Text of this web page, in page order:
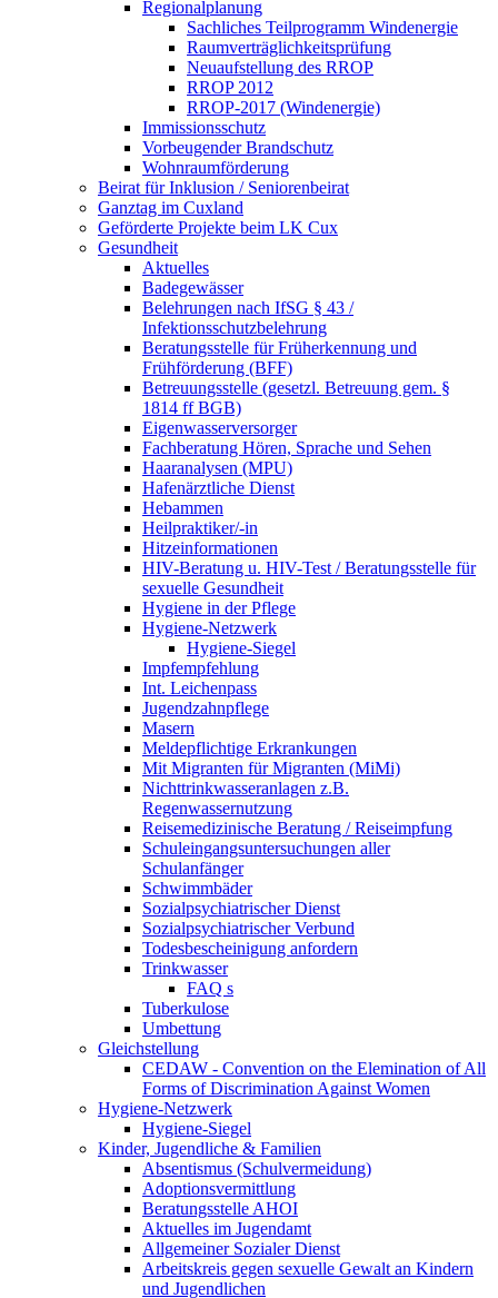
Regionalplanung
Sachliches Teilprogramm Windenergie
Raumverträglichkeitsprüfung
Neuaufstellung des RROP
RROP 2012
RROP-2017 (Windenergie)
Immissionsschutz
Vorbeugender Brandschutz
Wohnraumförderung
Beirat für Inklusion / Seniorenbeirat
Ganztag im Cuxland
Geförderte Projekte beim LK Cux
Gesundheit
Aktuelles
Badegewässer
Belehrungen nach IfSG § 43 /
Infektionsschutzbelehrung
Beratungsstelle für Früherkennung und
Frühförderung (BFF)
Betreuungsstelle (gesetzl. Betreuung gem. §
1814 ff BGB)
Eigenwasserversorger
Fachberatung Hören, Sprache und Sehen
Haaranalysen (MPU)
Hafenärztliche Dienst
Hebammen
Heilpraktiker/-in
Hitzeinformationen
HIV-Beratung u. HIV-Test / Beratungsstelle für
sexuelle Gesundheit
Hygiene in der Pflege
Hygiene-Netzwerk
Hygiene-Siegel
Impfempfehlung
Int. Leichenpass
Jugendzahnpflege
Masern
Meldepflichtige Erkrankungen
Mit Migranten für Migranten (MiMi)
Nichttrinkwasseranlagen z.B.
Regenwassernutzung
Reisemedizinische Beratung / Reiseimpfung
Schuleingangsuntersuchungen aller
Schulanfänger
Schwimmbäder
Sozialpsychiatrischer Dienst
Sozialpsychiatrischer Verbund
Todesbescheinigung anfordern
Trinkwasser
FAQ s
Tuberkulose
Umbettung
Gleichstellung
CEDAW - Convention on the Elemination of All
Forms of Discrimination Against Women
Hygiene-Netzwerk
Hygiene-Siegel
Kinder, Jugendliche & Familien
Absentismus (Schulvermeidung)
Adoptionsvermittlung
Beratungsstelle AHOI
Aktuelles im Jugendamt
Allgemeiner Sozialer Dienst
Arbeitskreis gegen sexuelle Gewalt an Kindern
und Jugendlichen